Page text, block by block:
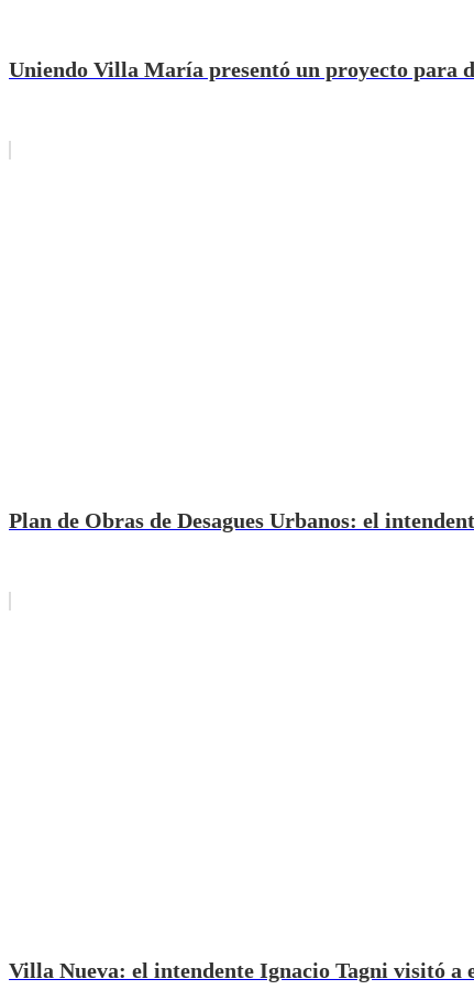
Uniendo Villa María presentó un proyecto para
Plan de Obras de Desagues Urbanos: el
Villa Nueva: el intendente Ignacio Tagni visitó a